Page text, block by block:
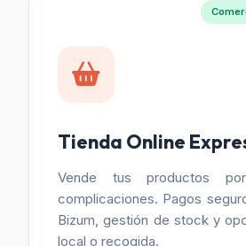
Tienda Online
Vende tus productos
complicaciones. Pagos
Bizum, gestión de stock y
local o recogida.